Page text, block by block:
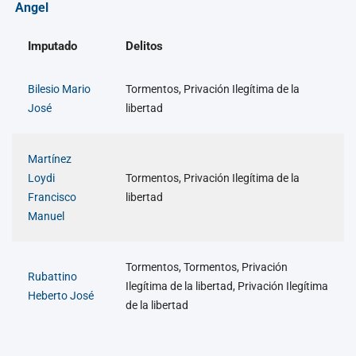
Angel
Imputado Delitos
Bilesio Mario
José
Tormentos, Privación Ilegítima de la
libertad
Martínez
Loydi
Francisco
Manuel
Tormentos, Privación Ilegítima de la
libertad
Rubattino
Heberto José
Tormentos, Tormentos, Privación
Ilegítima de la libertad, Privación Ilegítima
de la libertad